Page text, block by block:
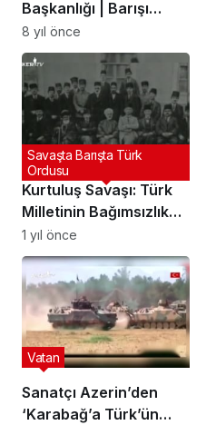
Başkanlığı | Barışı
Destekleme Harekatı
(Arşiv)
8 yıl önce
Kurtuluş Savaşı: Türk
Milletinin Bağımsızlık
Destanı | Zafere Doğru
| 30 Ağustos
Savaşta Barışta Türk
Ordusu
1 yıl önce
Sanatçı Azerin’den
‘Karabağ’a Türk’ün
Vatan